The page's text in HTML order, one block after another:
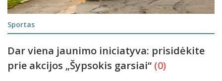
Sportas
Dar viena jaunimo iniciatyva: prisidėkite
prie akcijos „Šypsokis garsiai“ (0)